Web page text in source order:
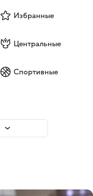
Избранные
Центральные
Спортивные